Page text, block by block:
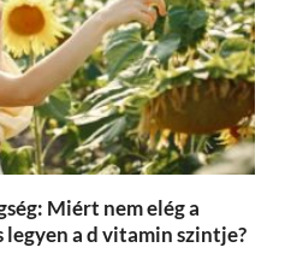
Miért nem elég a
a d vitamin szintje?